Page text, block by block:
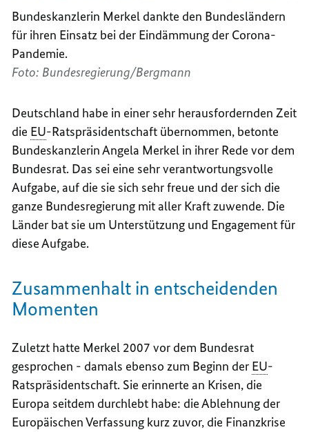
Bundeskanzlerin Merkel dankte den Bundesländern
für ihren Einsatz bei der Eindämmung der Corona-
Pandemie.
Foto: Bundesregierung/Bergmann
Deutschland habe in einer sehr herausfordernden Zeit
die EU-Ratspräsidentschaft übernommen, betonte
Bundeskanzlerin Angela Merkel in ihrer Rede vor dem
Bundesrat. Das sei eine sehr verantwortungsvolle
Aufgabe, auf die sie sich sehr freue und der sich die
ganze Bundesregierung mit aller Kraft zuwende. Die
Länder bat sie um Unterstützung und Engagement für
diese Aufgabe.
Zusammenhalt in entscheidenden
Momenten
Zuletzt hatte Merkel 2007 vor dem Bundesrat
gesprochen - damals ebenso zum Beginn der EU-
Ratspräsidentschaft. Sie erinnerte an Krisen, die
Europa seitdem durchlebt habe: die Ablehnung der
Europäischen Verfassung kurz zuvor, die Finanzkrise